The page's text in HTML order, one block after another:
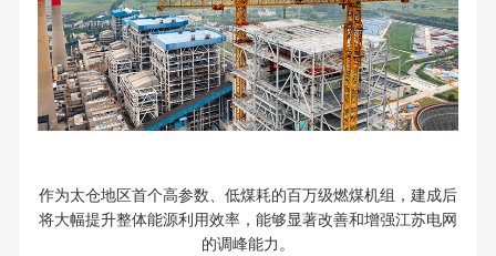
作为太仓地区首个高参数、低煤耗的百万级燃煤机组，建成后
将大幅提升整体能源利用效率，能够显著改善和增强江苏电网
的调峰能力。